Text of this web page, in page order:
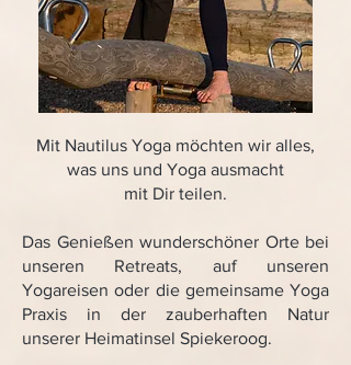
Mit Nautilus Yoga möchten wir alles,
was uns und Yoga ausmacht
mit Dir teilen.
Das Genießen wunderschöner Orte bei
unseren Retreats, auf unseren
Yogareisen oder die gemeinsame Yoga
Praxis in der zauberhaften Natur
unserer Heimatinsel Spiekeroog.